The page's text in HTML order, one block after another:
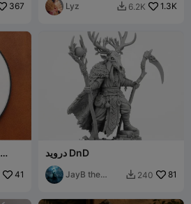
367 Lyz  6.2K 1.3K
41
درويد DnD
JayB the
 240 81